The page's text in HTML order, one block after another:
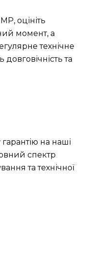
оцініть
момент, а
технічне
та
на наші
спектр
та технічної